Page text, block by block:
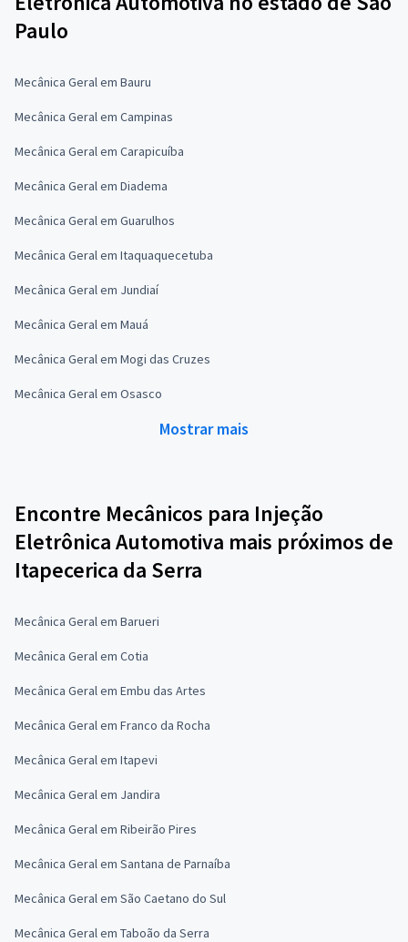
Paulo
Mecânica Geral em Bauru
Mecânica Geral em Campinas
Mecânica Geral em Carapicuíba
Mecânica Geral em Diadema
Mecânica Geral em Guarulhos
Mecânica Geral em Itaquaquecetuba
Mecânica Geral em Jundiaí
Mecânica Geral em Mauá
Mecânica Geral em Mogi das Cruzes
Mecânica Geral em Osasco
Mostrar mais
Encontre Mecânicos para Injeção
Eletrônica Automotiva mais próximos de
Itapecerica da Serra
Mecânica Geral em Barueri
Mecânica Geral em Cotia
Mecânica Geral em Embu das Artes
Mecânica Geral em Franco da Rocha
Mecânica Geral em Itapevi
Mecânica Geral em Jandira
Mecânica Geral em Ribeirão Pires
Mecânica Geral em Santana de Parnaíba
Mecânica Geral em São Caetano do Sul
Mecânica Geral em Taboão da Serra